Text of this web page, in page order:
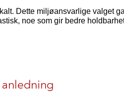
Dette miljøansvarlige valget
noe som gir bedre